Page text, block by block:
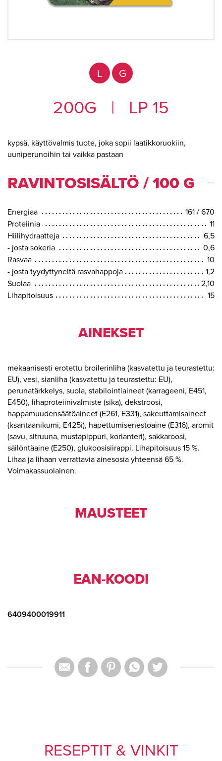
L G
200G | LP 15
kypsä, käyttövalmis tuote, joka sopii laatikkoruokiin,
uuniperunoihin tai vaikka pastaan
RAVINTOSISÄLTÖ / 100 G
Energiaa
161 / 670
Proteiinia
11
Hiilihydraatteja
6,5
- josta sokeria
0,6
Rasvaa
10
- josta tyydyttyneitä rasvahappoja
1,2
Suolaa
2,10
Lihapitoisuus
15
AINEKSET
mekaanisesti erotettu broilerinliha (kasvatettu ja teurastettu:
EU), vesi, sianliha (kasvatettu ja teurastettu: EU),
perunatärkkelys, suola, stabilointiaineet (karrageeni, E451,
E450), lihaproteiinivalmiste (sika), dekstroosi,
happamuudensäätöaineet (E261, E331), sakeuttamisaineet
(ksantaanikumi, E425i), hapettumisenestoaine (E316), aromit
(savu, sitruuna, mustapippuri, korianteri), sakkaroosi,
säilöntäaine (E250), glukoosisiirappi. Lihapitoisuus 15 %.
Lihaa ja lihaan verrattavia ainesosia yhteensä 65 %.
Voimakassuolainen.
MAUSTEET
EAN-KOODI
6409400019911
RESEPTIT & VINKIT